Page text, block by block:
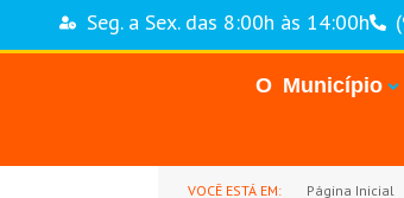
Seg. a Sex. das 8:00h às 14:00h
O Município
VOCÊ ESTÁ EM: Página Inicial